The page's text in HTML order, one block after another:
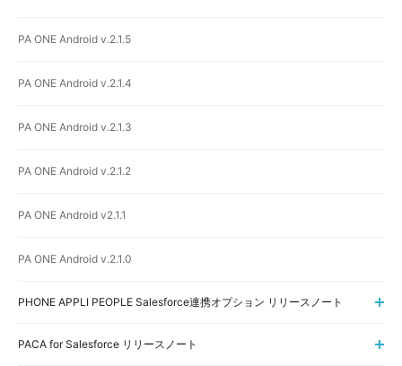
PA ONE Android v.2.1.5
PA ONE Android v.2.1.4
PA ONE Android v.2.1.3
PA ONE Android v.2.1.2
PA ONE Android v2.1.1
PA ONE Android v.2.1.0
PHONE APPLI PEOPLE Salesforce連携オプション リリースノート
PACA for Salesforce リリースノート